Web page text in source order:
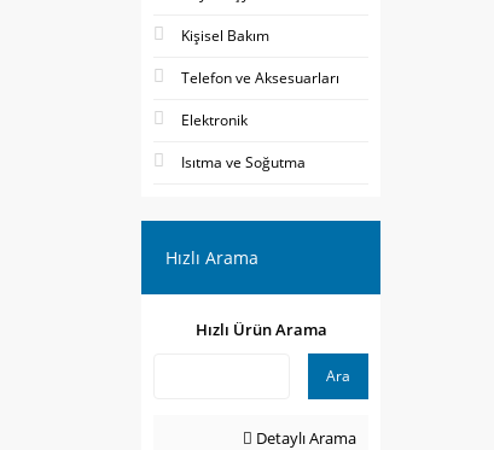
Kişisel Bakım
Telefon ve Aksesuarları
Elektronik
Isıtma ve Soğutma
Hızlı Arama
Hızlı Ürün Arama
Ara
Detaylı Arama